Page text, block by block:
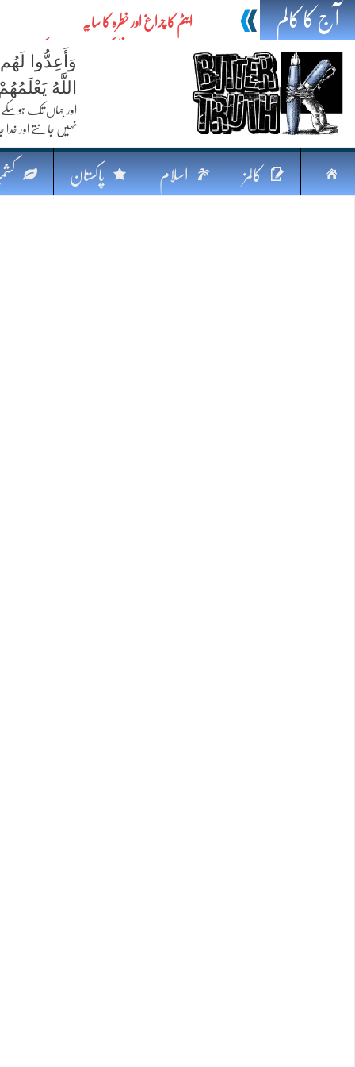
آج کا کالم ایٹم کا چراغ اور خطرہ کا سایہ
تیل،تلواراورتدبر:خلیج کی بدلتی بساط پرپاکستان
ایٹم کا نیا افق: طاقت، سیاست اور مشرقِ وسطیٰ
فکرِ اقبال اورامنِ عالم میں پاکستان کاکردار
جہاں ایک لہر دنیا بدل سکتی ہے
پردہ وبیانیہ
وَأَعِدُّوا
اللَّهُ
اور جہاں تک
نہیں جانتے اور خدا
صفحہ کالمز اسلام پاکستان